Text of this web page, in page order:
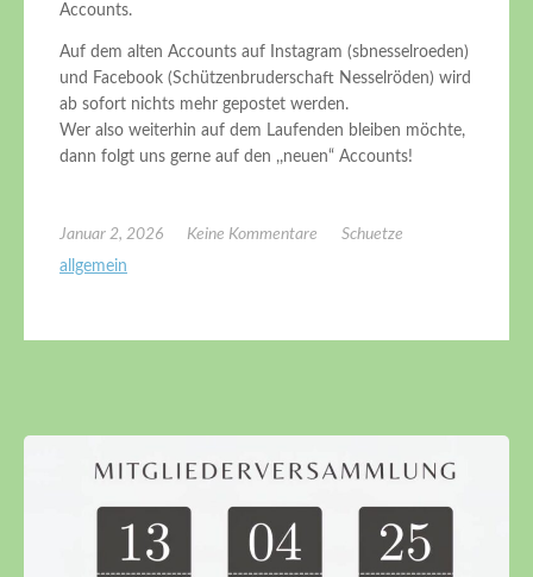
Accounts.
Auf dem alten Accounts auf Instagram (sbnesselroeden)
und Facebook (Schützenbruderschaft Nesselröden) wird
ab sofort nichts mehr gepostet werden.
Wer also weiterhin auf dem Laufenden bleiben möchte,
dann folgt uns gerne auf den ,,neuen“ Accounts!
Januar 2, 2026 Keine Kommentare
Schuetze
allgemein